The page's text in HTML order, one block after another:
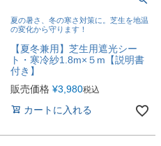
夏の暑さ、冬の寒さ対策に。芝生を地温
の変化から守ります！
【夏冬兼用】芝生用遮光シー
ト・寒冷紗1.8m×５m【説明書
付き】
販売価格 ¥3,980税込
カートに入れる